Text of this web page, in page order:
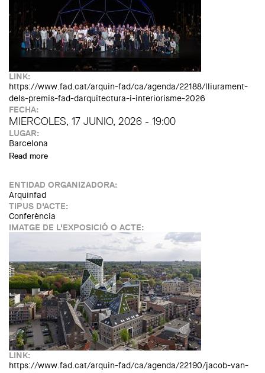
LINK:
https://www.fad.cat/arquin-fad/ca/agenda/22188/lliurament-
dels-premis-fad-darquitectura-i-interiorisme-2026
FECHA:
MIERCOLES, 17 JUNIO, 2026 - 19:00
LUGAR:
Barcelona
Read more
ENTIDAD ORGANIZADORA:
Arquinfad
TIPUS D'ACTE:
Conferència
IMATGE DE L'EXPOSICIÓ O ACTE:
LINK:
https://www.fad.cat/arquin-fad/ca/agenda/22190/jacob-van-